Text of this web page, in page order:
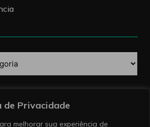
de Privacidade
melhorar sua experiência de